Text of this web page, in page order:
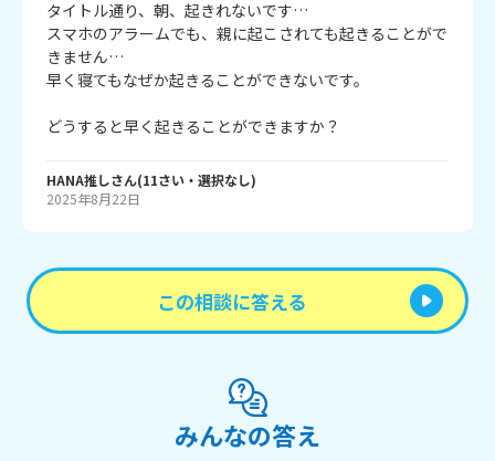
タイトル通り、朝、起きれないです…
スマホのアラームでも、親に起こされても起きることがで
きません…
早く寝てもなぜか起きることができないです。
どうすると早く起きることができますか？
HANA推しさん(11さい・ 選択なし)
2025年8月22日
この相談に答える
みんなの答え